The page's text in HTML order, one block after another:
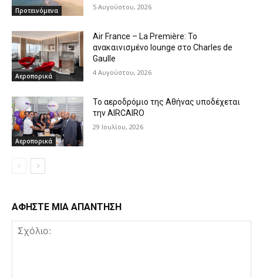
Προτεινόμενα 5 Αυγούστου, 2026
Αεροπορικά
Air France – La Première: Το
ανακαινισμένο lounge στο Charles de
Gaulle
4 Αυγούστου, 2026
Αεροπορικά
Το αεροδρόμιο της Αθήνας υποδέχεται
την AIRCAIRO
29 Ιουλίου, 2026
ΑΦΗΣΤΕ ΜΙΑ ΑΠΑΝΤΗΣΗ